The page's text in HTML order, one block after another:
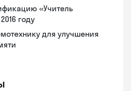
«Учитель
году
для улучшения